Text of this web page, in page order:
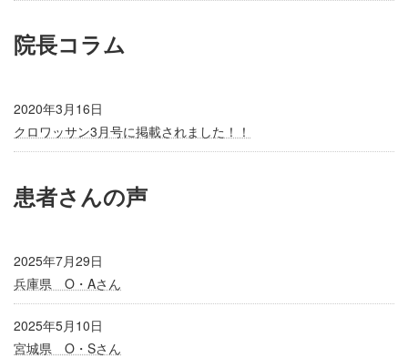
院長コラム
2020年3月16日
クロワッサン3月号に掲載されました！！
患者さんの声
2025年7月29日
兵庫県 O・Aさん
2025年5月10日
宮城県 O・Sさん